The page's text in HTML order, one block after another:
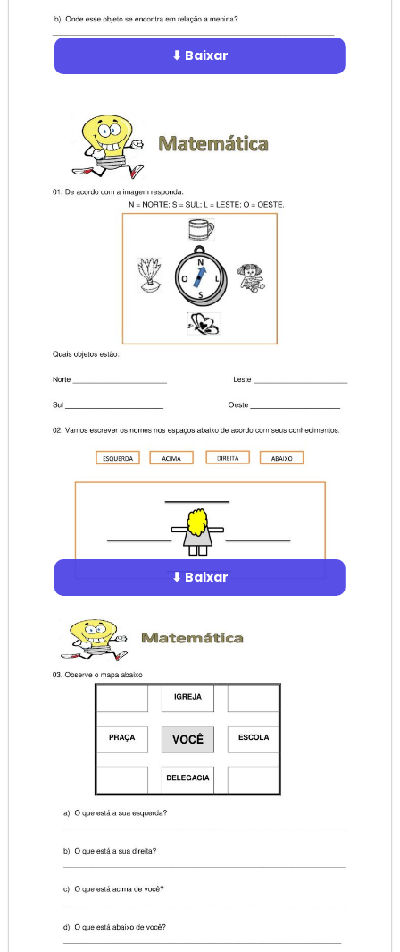
⬇ Baixar
⬇ Baixar